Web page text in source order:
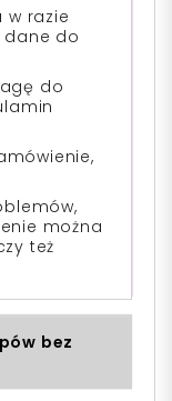
w razie
dane do
do
można
też
bez